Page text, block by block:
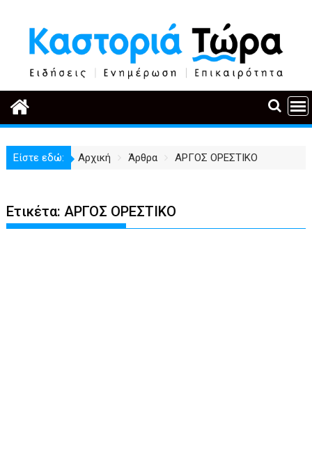
περιεχόμενο
Είστε εδώ: Αρχική Άρθρα ΑΡΓΟΣ ΟΡΕΣΤΙΚΟ
Ετικέτα:ΑΡΓΟΣ ΟΡΕΣΤΙΚΟ